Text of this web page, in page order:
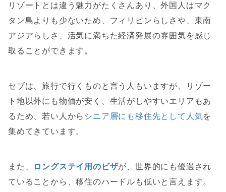
リゾートとは違う魅力がたくさんあり、外国人はマク
タン島よりも少ないため、フィリピンらしさや、東南
アジアらしさ、活気に満ちた経済発展の雰囲気を感じ
取ることができます。
セブは、旅行で行くものと言う人もいますが、リゾー
ト地以外にも物価が安く、生活がしやすいエリアもあ
るため、若い人から シニア層にも移住先として人気を
集めてきています。
また、 ロングステイ用のビザが、世界的にも優遇され
ていることから、移住のハードルも低いと言えます。